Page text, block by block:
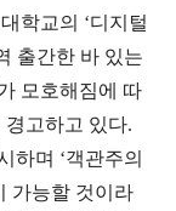
학교의 ‘디지털
출간한 바 있는
모호해짐에 따
고하고 있다.
하며 ‘객관주의
가능할 것이라